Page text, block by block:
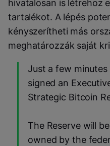
hivatalosan is létrehoz
tartalékot. A lépés
kényszerítheti más
meghatározzák saját
Just a few
signed an
Strategic Bitcoin
The Reserve will
owned by the